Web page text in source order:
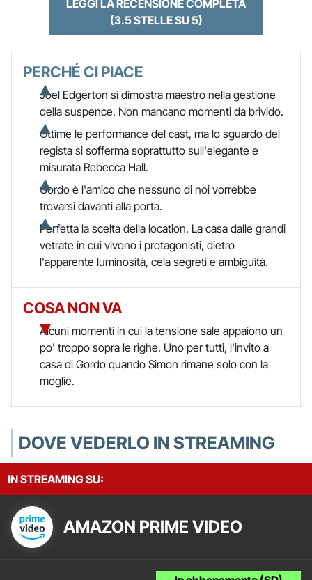
LEGGI LA RECENSIONE COMPLETA
(3.5 STELLE SU 5)
PERCHÉ CI PIACE
Joel Edgerton si dimostra maestro nella gestione
della suspence. Non mancano momenti da brivido.
Ottime le performance del cast, ma lo sguardo del
regista si sofferma soprattutto sull'elegante e
misurata Rebecca Hall.
Gordo è l'amico che nessuno di noi vorrebbe
trovarsi davanti alla porta.
Perfetta la scelta della location. La casa dalle grandi
vetrate in cui vivono i protagonisti, dietro
l'apparente luminosità, cela segreti e ambiguità.
COSA NON VA
Alcuni momenti in cui la tensione sale appaiono un
po' troppo sopra le righe. Uno per tutti, l'invito a
casa di Gordo quando Simon rimane solo con la
moglie.
DOVE VEDERLO IN STREAMING
IN STREAMING SU:
AMAZON PRIME VIDEO